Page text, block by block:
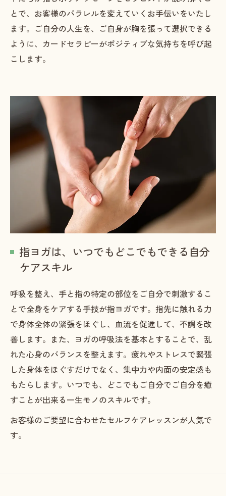
とで、お客様のパラレルを変えていくお手伝いをいたし
ます。ご自分の人生を、ご自身が胸を張って選択できる
ように、カードセラピーがポジティブな気持ちを呼び起
こします。
指ヨガは、いつでもどこでもできる自分
ケアスキル
呼吸を整え、手と指の特定の部位をご自分で刺激するこ
とで全身をケアする手技が指ヨガです。指先に触れる力
で身体全体の緊張をほぐし、血流を促進して、不調を改
善します。また、ヨガの呼吸法を基本とすることで、乱
れた心身のバランスを整えます。疲れやストレスで緊張
した身体をほぐすだけでなく、集中力や内面の安定感も
もたらします。いつでも、どこでもご自分でご自分を癒
すことが出来る一生モノのスキルです。
お客様のご要望に合わせたセルフケアレッスンが人気で
す。